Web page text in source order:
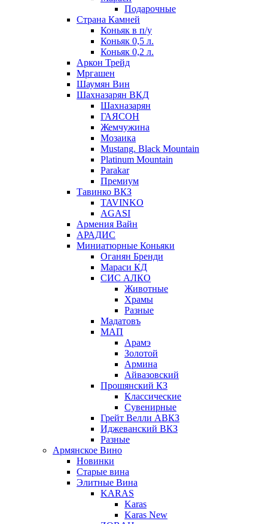
Подарочные
Страна Камней
Коньяк в п/у
Коньяк 0,5 л.
Коньяк 0,2 л.
Аркон Трейд
Мргашен
Шаумян Вин
Шахназарян ВКД
Шахназарян
ГАЯСОН
Жемчужина
Мозаика
Mustang. Black Mountain
Platinum Mountain
Parakar
Премиум
Тавинко ВКЗ
TAVINKO
AGASI
Армения Вайн
АРАДИС
Миниатюрные Коньяки
Оганян Бренди
Мараси КД
СИС АЛКО
Животные
Храмы
Разные
Мадатовъ
МАП
Арамэ
Золотой
Армина
Айвазовский
Прошянский КЗ
Классические
Сувенирные
Грейт Велли АВКЗ
Иджеванский ВКЗ
Разные
Армянское Вино
Новинки
Старые вина
Элитные Вина
KARAS
Karas
Karas New